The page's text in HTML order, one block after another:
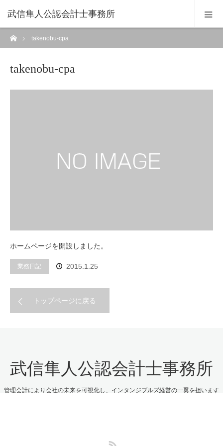
武信隼人公認会計士事務所
takenobu-cpa
takenobu-cpa
ホームページを開設しました。
業務日記 2015.1.25
トップページに戻る
武信隼人公認会計士事務所
管理会計により会社の未来を可視化し、インタンジブルズ経営の一翼を担います